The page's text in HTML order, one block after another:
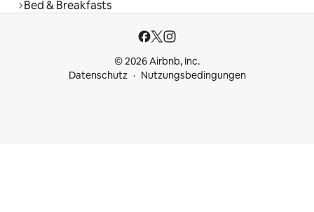
Bed & Breakfasts
© 2026 Airbnb, Inc.
Datenschutz
Nutzungsbedingungen